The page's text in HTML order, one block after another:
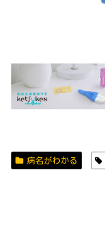
病名がわかる